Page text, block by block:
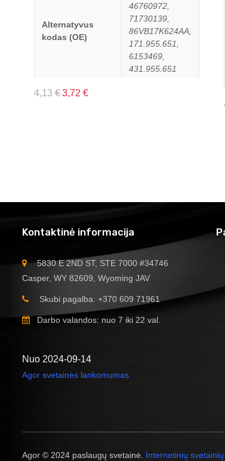
Alternatyvus
kodas (OE)
46760972,
71730139,
86VB17K624AA,
171.955.651,
6153469,
431.955.651
4,13 €3,72 €
Kontaktinė informacija
5830 E 2ND ST, STE 7000 #34746
Casper, WY 82609, Wyoming JAV
Skubi pagalba: +370 609 71961
Darbo valandos: nuo 7 iki 22 val.
Nuo 2024-09-14
Agor svetainės lankomumas
Agor © 2024 paslaugų svetainė. Internetinių